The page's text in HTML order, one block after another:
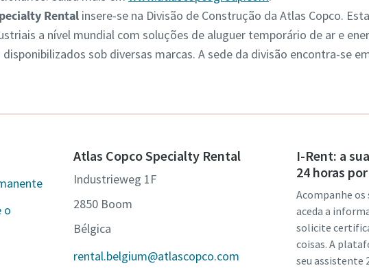
Rental insere-se na Divisão de Construção da Atlas Copco.
a nível mundial com soluções de aluguer temporário de ar e
disponibilizados sob diversas marcas. A sede da divisão encontra-se
o
Atlas Copco Specialty Rental
Industrieweg 1F
2850 Boom
Bélgica
rental.belgium@atlascopco.com
I-Rent: a
24 horas
Acompanhe
aceda a
solicite
coisas. A
seu assistente